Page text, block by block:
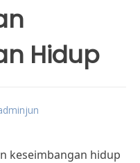
Hidup
keseimbangan hidup